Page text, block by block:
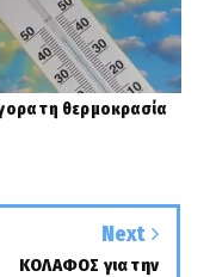
τη θερμοκρασία
Next
ΚΟΛΑΦΟΣ για την